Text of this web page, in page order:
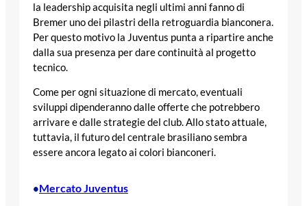
la leadership acquisita negli ultimi anni fanno di
Bremer uno dei pilastri della retroguardia bianconera.
Per questo motivo la Juventus punta a ripartire anche
dalla sua presenza per dare continuità al progetto
tecnico.
Come per ogni situazione di mercato, eventuali
sviluppi dipenderanno dalle offerte che potrebbero
arrivare e dalle strategie del club. Allo stato attuale,
tuttavia, il futuro del centrale brasiliano sembra
essere ancora legato ai colori bianconeri.
•Mercato Juventus